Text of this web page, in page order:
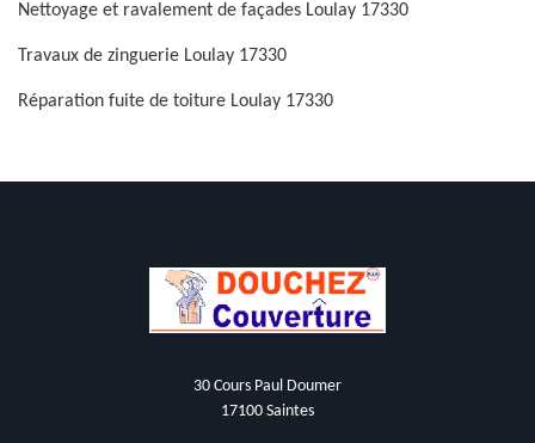
Nettoyage et ravalement de façades Loulay 17330
Travaux de zinguerie Loulay 17330
Réparation fuite de toiture Loulay 17330
30 Cours Paul Doumer
17100 Saintes